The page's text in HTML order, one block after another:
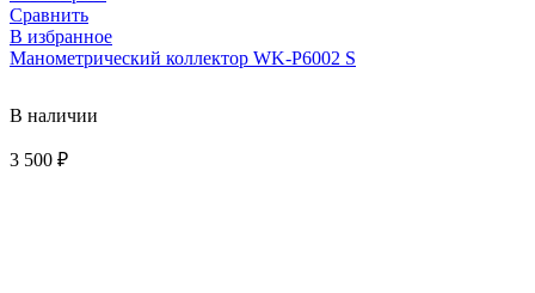
Сравнить
В избранное
Манометрический коллектор WK-P6002 S
В наличии
3 500 ₽